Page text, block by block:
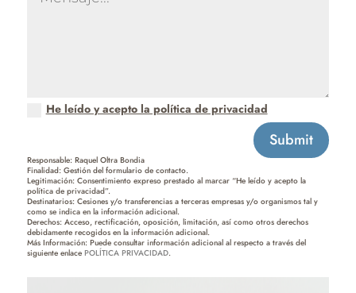
He leído y acepto la política de privacidad
Submit
Responsable: Raquel Oltra Bondia
Finalidad: Gestión del formulario de contacto.
Legitimación: Consentimiento expreso prestado al marcar “He leído y acepto la
política de privacidad”.
Destinatarios: Cesiones y/o transferencias a terceras empresas y/o organismos tal y
como se indica en la información adicional.
Derechos: Acceso, rectificación, oposición, limitación, así como otros derechos
debidamente recogidos en la información adicional.
Más Información: Puede consultar información adicional al respecto a través del
siguiente enlace POLÍTICA PRIVACIDAD.